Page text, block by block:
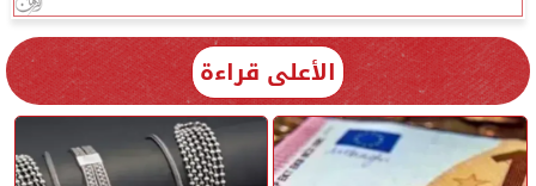
الأعلى قراءة